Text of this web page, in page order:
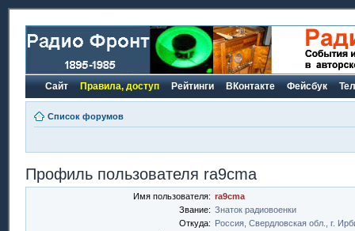
Сайт Правила, доступ Рейтинги ВКонтакте Фейсбук
Список форумов
Профиль пользователя ra9cma
Имя пользователя: ra9cma
Звание: Знаток радиовоенки
Откуда: Россия, Свердловская обл., г.